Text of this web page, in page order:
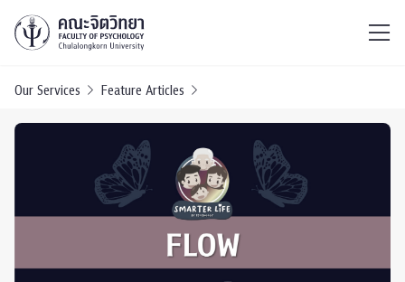
Our Services Feature Articles